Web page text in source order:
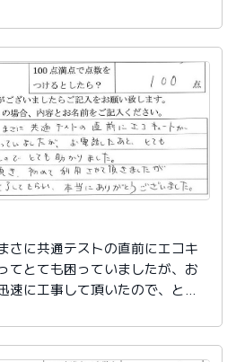
さに共通テストの直前にエコキ
てとても困っていましたが、お
速に工事して頂いたので、とて
、初めて利用させて頂きました
事完了してもらい、本当にあり